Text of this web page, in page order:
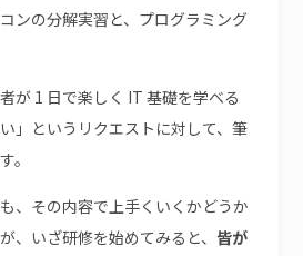
ンの分解実習と、プログラミング
が 1 日で楽しく IT 基礎を学べる
」というリクエストに対して、筆
。
、その内容で上手くいくかどうか
、いざ研修を始めてみると、 皆が